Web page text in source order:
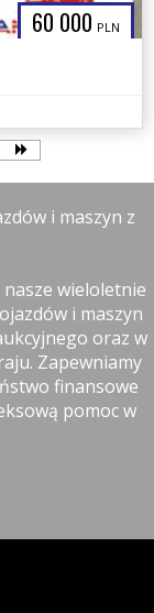
60 000 PLN
i maszyn z
wieloletnie
i maszyn
oraz w
Zapewniamy
finansowe
pomoc w